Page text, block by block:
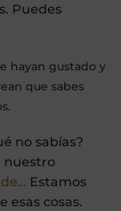
Puedes
hayan gustado y
que sabes
no sabías?
nuestro
Estamos
esas cosas.